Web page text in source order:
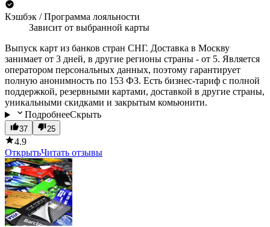
Кэшбэк / Программа лояльности
Зависит от выбранной карты
Выпуск карт из банков стран СНГ. Доставка в Москву
занимает от 3 дней, в другие регионы страны - от 5. Является
оператором персональных данных, поэтому гарантирует
полную анонимность по 153 ФЗ. Есть бизнес-тариф с полной
поддержкой, резервными картами, доставкой в другие страны,
уникальными скидками и закрытым комьюнити.
ПодробнееСкрыть
37 25
4.9
ОткрытьЧитать отзывы